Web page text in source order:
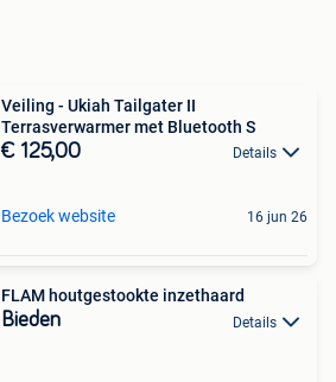
Veiling - Ukiah Tailgater II
Terrasverwarmer met Bluetooth S
€ 125,00 Details
Bezoek website 16 jun 26
FLAM houtgestookte inzethaard
Bieden Details